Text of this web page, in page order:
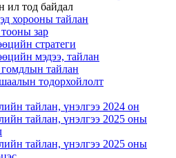
ил тод байдал
хорооны тайлан
зар
стратеги
мэдээ, тайлан
тайлан
тодорхойлолт
тайлан, үнэлгээ 2024 он
тайлан, үнэлгээ 2025 оны
тайлан, үнэлгээ 2025 оны